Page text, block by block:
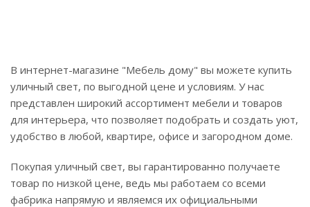
В интернет-магазине "Мебель дому" вы можете купить
уличный свет, по выгодной цене и условиям. У нас
представлен широкий ассортимент мебели и товаров
для интерьера, что позволяет подобрать и создать уют,
удобство в любой, квартире, офисе и загородном доме.
Покупая уличный свет, вы гарантированно получаете
товар по низкой цене, ведь мы работаем со всеми
фабрика напрямую и являемся их официальными